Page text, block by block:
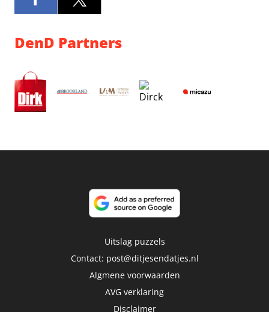
DenD Partners
Uitslag puzzels
Contact: post@ditjesendatjes.nl
Algmene voorwaarden
AVG verklaring
Disclaimer